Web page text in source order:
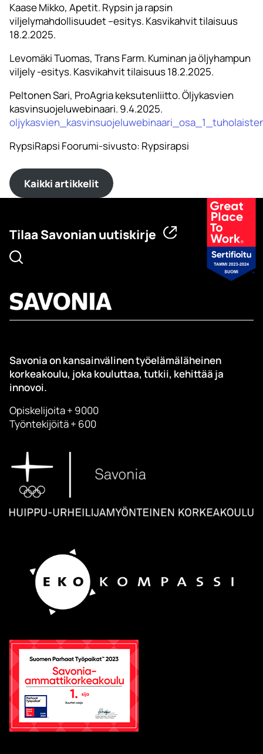
Kaase Mikko, Apetit. Rypsin ja rapsin
viljelymahdollisuudet –esitys. Kasvikahvit tilaisuus
18.2.2025.
Levomäki Tuomas, Trans Farm. Kuminan ja öljyhampun
viljely -esitys. Kasvikahvit tilaisuus 18.2.2025.
Peltonen Sari, ProAgria keksutenliitto. Öljykasvien
kasvinsuojeluwebinaari. 9.4.2025.
RypsiRapsi Foorumi-sivusto: Rypsirapsi
Kaikki artikkelit
Tilaa Savonian uutiskirje
Savonia on kansainvälinen työelämäläheinen
korkeakoulu, joka kouluttaa, tutkii, kehittää ja
innovoi.
Opiskelijoita + 9000
Työntekijöitä + 600